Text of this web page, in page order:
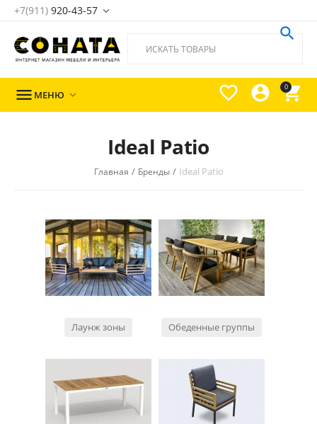
+7(911) 920-43-57 
0




 МЕНЮ 
Ideal Patio
Главная / Бренды / Ideal Patio
Лаунж зоны Обеденные группы